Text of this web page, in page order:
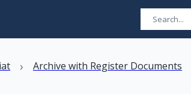
› Archive with Register Documents